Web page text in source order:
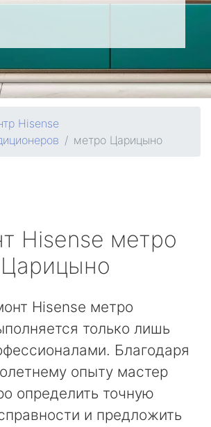
Hisense
метро Царицыно
Hisense метро
Царицыно
Hisense метро
только лишь
Благодаря
опыту мастер
определить точную
и предложить